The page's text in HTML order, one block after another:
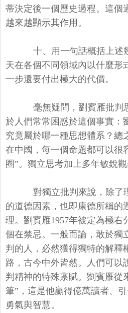
蒂決定後一個歷史過程。這個
越來越顯示其作用。
十、用一句話概括上述
天在各個不同領域內以什麼形
一步還要付出極大的代價。
毫無疑問，劉賓雁批判
於人們常常困惑於這個事實：
究竟屬於哪一種思想體系？總
在中國，每一個命題都可以很
圈”。獨立思考加上多年敏銳
對獨立批判來說，除了
的道德因素，也即康德所稱的
理。劉賓雁1957年被定為極
個在禁忌。一般而論，敢於獨
判的人，必然獲得獨特的解釋
路，古今中外皆然。人們可以
判精神的特殊禀賦。劉賓雁從
筆”，這是他贏得億萬讀者、
勇氣與智慧。